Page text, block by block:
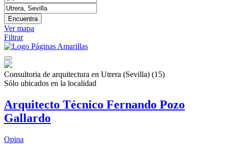
Encuentra
Ver mapa
Filtrar
Consultoria de arquitectura en Utrera (Sevilla) (15)
Sólo ubicados en la localidad
Arquitecto Técnico Fernando Pozo
Gallardo
Opina